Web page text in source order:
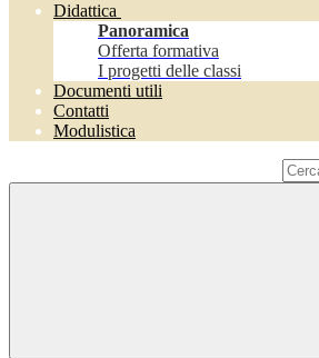
Didattica
Panoramica
Offerta formativa
I progetti delle classi
Documenti utili
Contatti
Modulistica